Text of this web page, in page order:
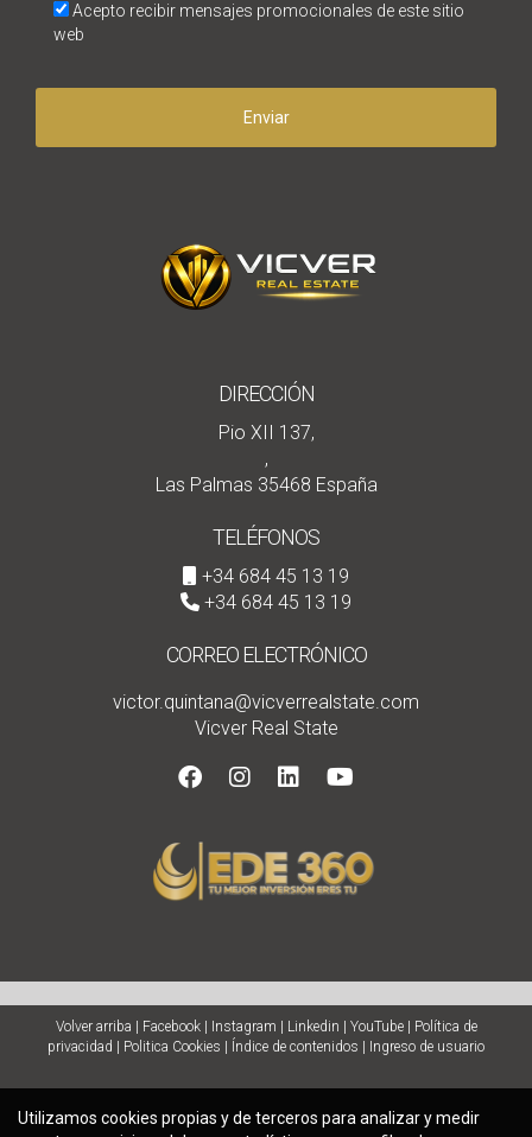
Acepto recibir mensajes promocionales de este sitio
web
Enviar
DIRECCIÓN
Pio XII 137,
,
Las Palmas 35468 España
TELÉFONOS
+34 684 45 13 19
+34 684 45 13 19
CORREO ELECTRÓNICO
victor.quintana@vicverrealstate.com
Vicver Real State
Volver arriba Facebook| Instagram Linkedin YouTube|
Política de
privacidad
Politica Cookies Índice de contenidos Ingreso de usuario
Utilizamos cookies propias y de terceros para analizar y medir